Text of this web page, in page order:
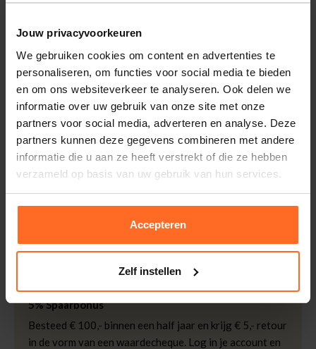
Jouw privacyvoorkeuren
We gebruiken cookies om content en advertenties te
personaliseren, om functies voor social media te bieden
en om ons websiteverkeer te analyseren. Ook delen we
informatie over uw gebruik van onze site met onze
partners voor social media, adverteren en analyse. Deze
partners kunnen deze gegevens combineren met andere
informatie die u aan ze heeft verstrekt of die ze hebben
verzameld op basis van uw gebruik van hun services.
Accepteren
Zelf instellen
Artikelnummer
211266-JL
Leveranciersnummer
VTR912
Categorie
Jeans
Doelgroep
Heren
Wassen
30°c Fijne Was, Niet In
Pasvorm
Slim Fit, Straight Fit
Jeans Light
Kwaliteit
92% Katoen / 6%
Elastomultiester / 2%
Afmetingen
Lieuwe is 190 cm en
draagt maat 33/34
toevoeging aan je garderobe.
Altijd gratis bezorging
Bezorging is altijd gratis, binnen 1-3 werkdagen
thuisgeleverd met DHL.
Retourneren
Binnen 30 dagen eenvoudig retourneren via DHL voor
slechts € 4,95 of op eigen kosten via PostNL. In de
één van de vele betaalopties.
5% Spaarbonus
Besteed € 100,- binnen een half jaar en krijg € 5,- retour
in de vorm van een waardecheque. Log in je account en